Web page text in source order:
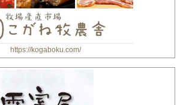
https://kogaboku.com/